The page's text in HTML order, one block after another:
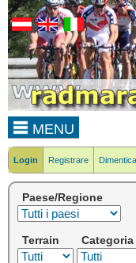
MENU
Login Registrare
Paese/Regione
Terrain Categoria